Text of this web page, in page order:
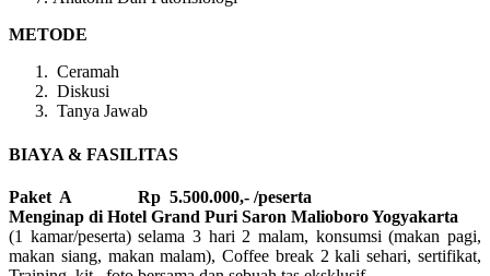
METODE
Ceramah
Diskusi
Tanya Jawab
BIAYA & FASILITAS
Paket A Rp 5.500.000,- /peserta
Menginap di Hotel Grand Puri Saron Malioboro Yogyakarta
(1 kamar/peserta) selama 3 hari 2 malam, konsumsi (makan pagi,
makan siang, makan malam), Coffee break 2 kali sehari, sertifikat,